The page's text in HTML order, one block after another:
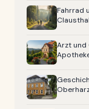
Fahrrad
Arzt und